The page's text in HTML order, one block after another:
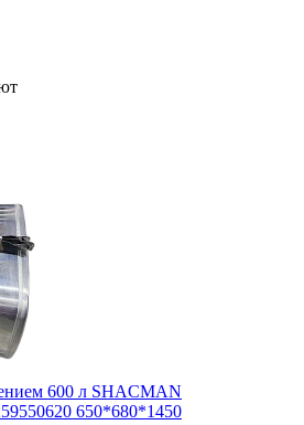
600 л SHACMAN
650*680*1450